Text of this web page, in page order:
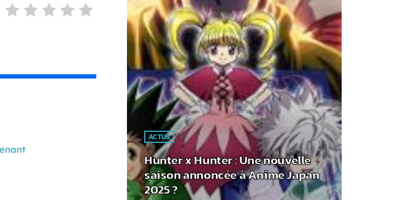
ACTUS
Hunter x Hunter : Une nouvelle
saison annoncée à Anime Japan
2025 ?